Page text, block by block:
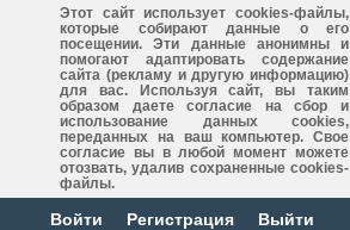
Этот сайт использует cookies-файлы,
которые собирают данные о его
посещении. Эти данные анонимны и
помогают адаптировать содержание
сайта (рекламу и другую информацию)
для вас. Используя сайт, вы таким
образом даете согласие на сбор и
использование данных cookies,
переданных на ваш компьютер. Свое
согласие вы в любой момент можете
отозвать, удалив сохраненные cookies-
файлы.
Войти Регистрация Выйти